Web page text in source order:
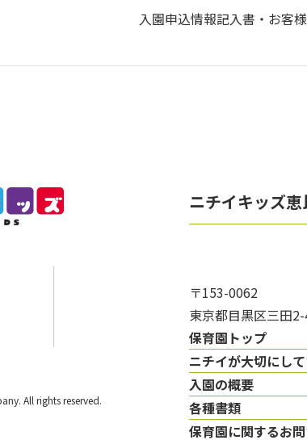
入園申込情報記入書・お客
All rights reserved.
ニチイキッズ
〒153-0062
東京都目黒区三田
保育園トップ
ニチイが大切にし
入園の概要
各種書類
保育園に関するお